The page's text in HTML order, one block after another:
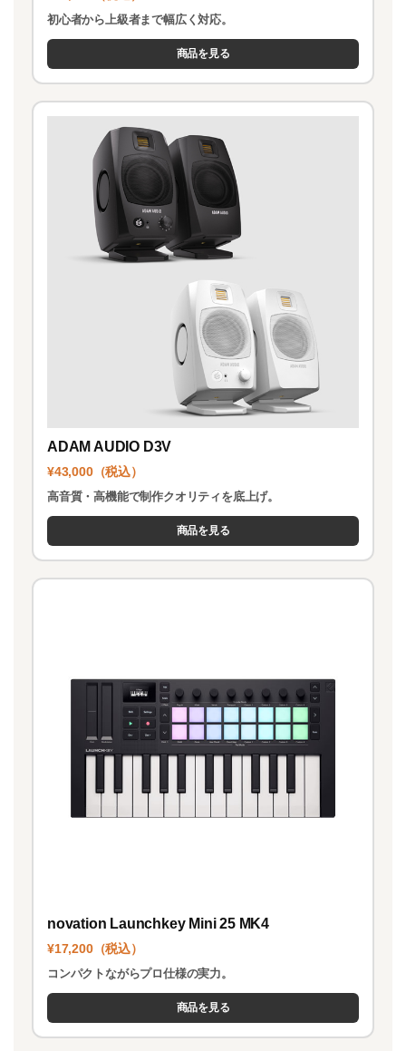
初心者から上級者まで幅広く対応。
商品を見る
ADAM AUDIO D3V
¥43,000（税込）
高音質・高機能で制作クオリティを底上げ。
商品を見る
novation Launchkey Mini 25 MK4
¥17,200（税込）
コンパクトながらプロ仕様の実力。
商品を見る